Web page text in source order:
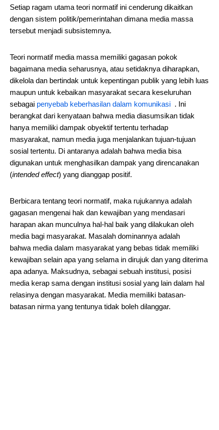
Setiap ragam utama teori normatif ini cenderung dikaitkan
dengan sistem politik/pemerintahan dimana media massa
tersebut menjadi subsistemnya.
Teori normatif media massa memiliki gagasan pokok
bagaimana media seharusnya, atau setidaknya diharapkan,
dikelola dan bertindak untuk kepentingan publik yang lebih luas
maupun untuk kebaikan masyarakat secara keseluruhan
sebagai penyebab keberhasilan dalam komunikasi . Ini
berangkat dari kenyataan bahwa media diasumsikan tidak
hanya memiliki dampak obyektif tertentu terhadap
masyarakat, namun media juga menjalankan tujuan-tujuan
sosial tertentu. Di antaranya adalah bahwa media bisa
digunakan untuk menghasilkan dampak yang direncanakan
(intended effect) yang dianggap positif.
Berbicara tentang teori normatif, maka rujukannya adalah
gagasan mengenai hak dan kewajiban yang mendasari
harapan akan munculnya hal-hal baik yang dilakukan oleh
media bagi masyarakat. Masalah dominannya adalah
bahwa media dalam masyarakat yang bebas tidak memiliki
kewajiban selain apa yang selama in dirujuk dan yang diterima
apa adanya. Maksudnya, sebagai sebuah institusi, posisi
media kerap sama dengan institusi sosial yang lain dalam hal
relasinya dengan masyarakat. Media memiliki batasan-
batasan nirma yang tentunya tidak boleh dilanggar.